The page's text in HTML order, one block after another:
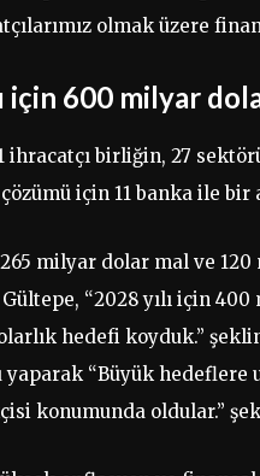
olmak üzere
için 600 milyar
ihracatçı birliğin, 27
için 11 banka ile
265 milyar dolar mal ve
“2028 yılı için
hedefi koyduk.”
yaparak “Büyük
konumunda oldular.”